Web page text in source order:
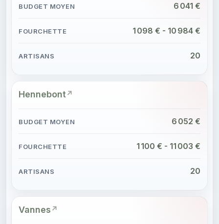
6 041 €
1 098 € - 10 984 €
20
Hennebont
6 052 €
1 100 € - 11 003 €
20
Vannes